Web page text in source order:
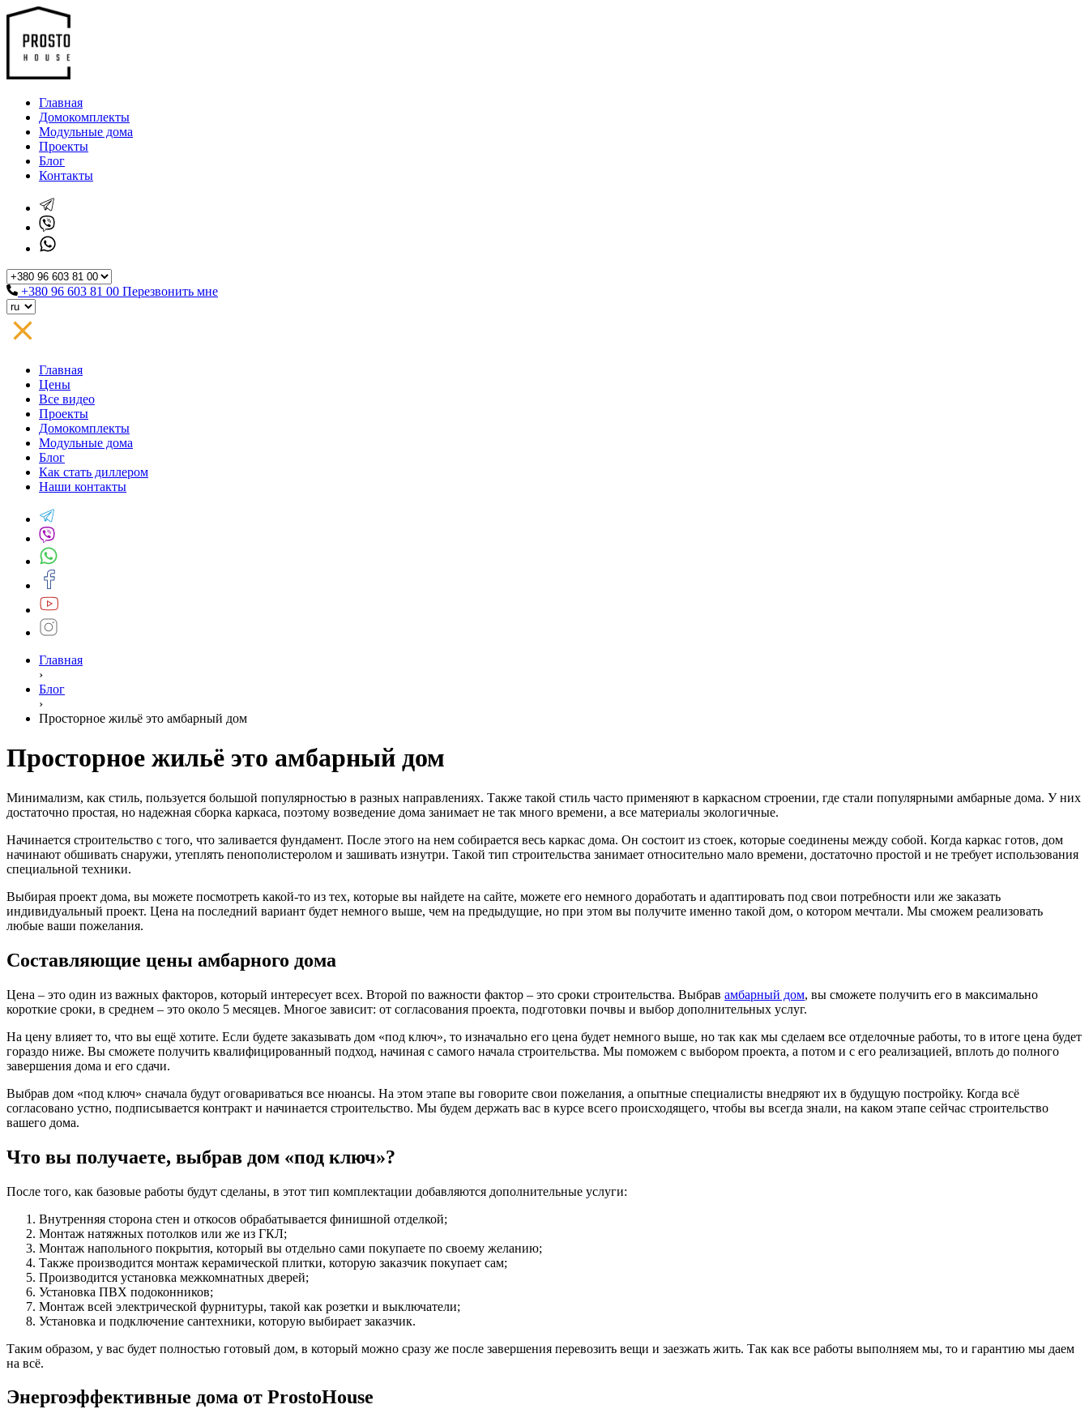
Главная
Домокомплекты
Модульные дома
Проекты
Блог
Контакты
+380 96 603 81 00 Перезвонить мне
Главная
Цены
Все видео
Проекты
Домокомплекты
Модульные дома
Блог
Как стать диллером
Наши контакты
Главная
›
Блог
›
Просторное жильё это амбарный дом
Просторное жильё это амбарный дом
Минимализм, как стиль, пользуется большой популярностью в разных направлениях. Также такой стиль часто применяют в каркасном строении, где стали популярными амбарные дома. У них
достаточно простая, но надежная сборка каркаса, поэтому возведение дома занимает не так много времени, а все материалы экологичные.
Начинается строительство с того, что заливается фундамент. После этого на нем собирается весь каркас дома. Он состоит из стоек, которые соединены между собой. Когда каркас готов, дом
начинают обшивать снаружи, утеплять пенополистеролом и зашивать изнутри. Такой тип строительства занимает относительно мало времени, достаточно простой и не требует использования
специальной техники.
Выбирая проект дома, вы можете посмотреть какой-то из тех, которые вы найдете на сайте, можете его немного доработать и адаптировать под свои потребности или же заказать
индивидуальный проект. Цена на последний вариант будет немного выше, чем на предыдущие, но при этом вы получите именно такой дом, о котором мечтали. Мы сможем реализовать
любые ваши пожелания.
Составляющие цены амбарного дома
Цена – это один из важных факторов, который интересует всех. Второй по важности фактор – это сроки строительства. Выбрав амбарный дом, вы сможете получить его в максимально
короткие сроки, в среднем – это около 5 месяцев. Многое зависит: от согласования проекта, подготовки почвы и выбор дополнительных услуг.
На цену влияет то, что вы ещё хотите. Если будете заказывать дом «под ключ», то изначально его цена будет немного выше, но так как мы сделаем все отделочные работы, то в итоге цена будет
гораздо ниже. Вы сможете получить квалифицированный подход, начиная с самого начала строительства. Мы поможем с выбором проекта, а потом и с его реализацией, вплоть до полного
завершения дома и его сдачи.
Выбрав дом «под ключ» сначала будут оговариваться все нюансы. На этом этапе вы говорите свои пожелания, а опытные специалисты внедряют их в будущую постройку. Когда всё
согласовано устно, подписывается контракт и начинается строительство. Мы будем держать вас в курсе всего происходящего, чтобы вы всегда знали, на каком этапе сейчас строительство
вашего дома.
Что вы получаете, выбрав дом «под ключ»?
После того, как базовые работы будут сделаны, в этот тип комплектации добавляются дополнительные услуги:
Внутренняя сторона стен и откосов обрабатывается финишной отделкой;
Монтаж натяжных потолков или же из ГКЛ;
Монтаж напольного покрытия, который вы отдельно сами покупаете по своему желанию;
Также производится монтаж керамической плитки, которую заказчик покупает сам;
Производится установка межкомнатных дверей;
Установка ПВХ подоконников;
Монтаж всей электрической фурнитуры, такой как розетки и выключатели;
Установка и подключение сантехники, которую выбирает заказчик.
Таким образом, у вас будет полностью готовый дом, в который можно сразу же после завершения перевозить вещи и заезжать жить. Так как все работы выполняем мы, то и гарантию мы даем
на всё.
Энергоэффективные дома от ProstoHouse